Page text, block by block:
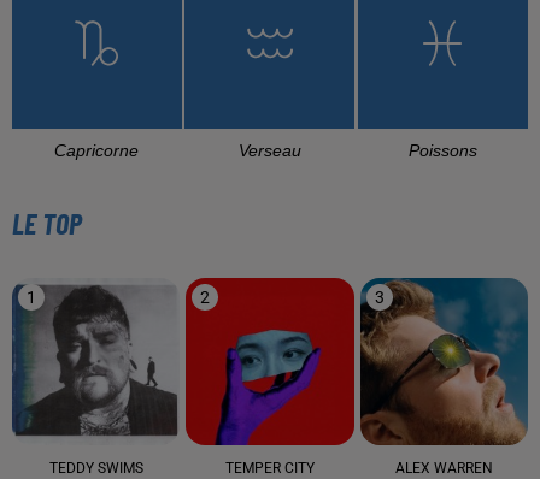
Capricorne Verseau Poissons
LE TOP
1
TEDDY SWIMS
2
TEMPER CITY
3
ALEX WARREN